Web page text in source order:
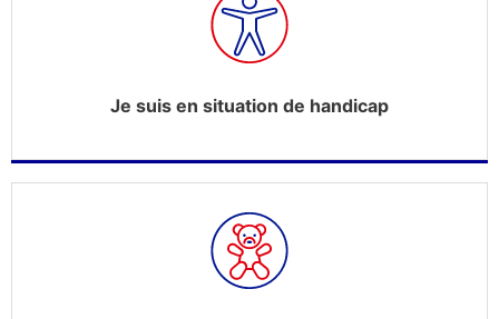
Je suis en situation de handicap